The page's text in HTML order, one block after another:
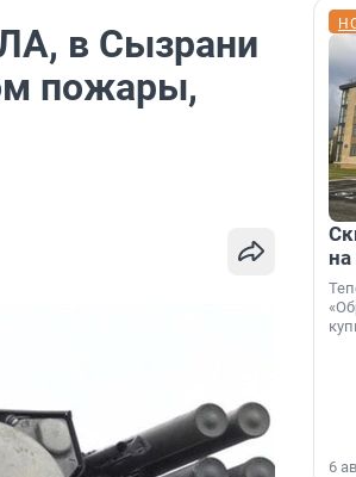
в Сызрани
пожары,
6